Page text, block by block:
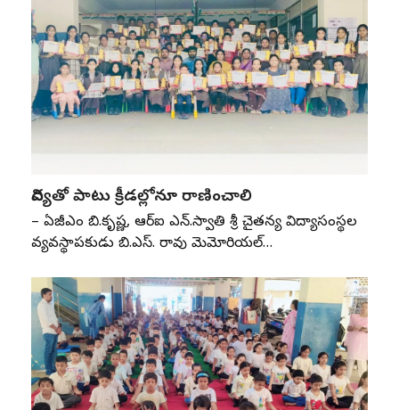
విద్యతో పాటు క్రీడల్లోనూ రాణించాలి
– ఏజీఎం బి.కృష్ణ, ఆర్‌ఐ ఎన్‌.స్వాతి శ్రీ చైతన్య విద్యాసంస్థల
వ్యవస్థాపకుడు బి.ఎస్‌. రావు మెమోరియల్‌…